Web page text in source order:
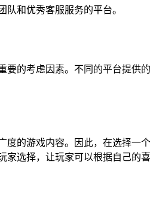
和优秀客服服务的平台。
要的考虑因素。不同的平台提
的游戏内容。因此，在选择
选择，让玩家可以根据自己的